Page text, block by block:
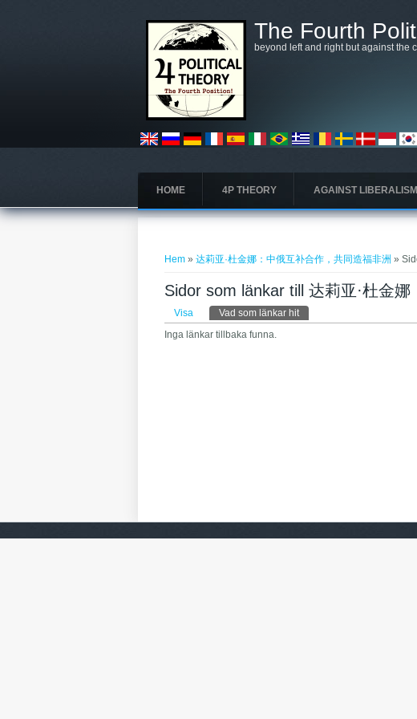
The Fourth
beyond left and right but against the
HOME 4P THEORY AGAINST LIBERALISM
Hem »达莉亚·杜金娜：中俄互补合作，共同造福非洲 »
Sidor som länkar till 达莉亚·杜金
Primära flikar
Visa Vad som länkar hit(aktiv flik)
Inga länkar tillbaka funna.